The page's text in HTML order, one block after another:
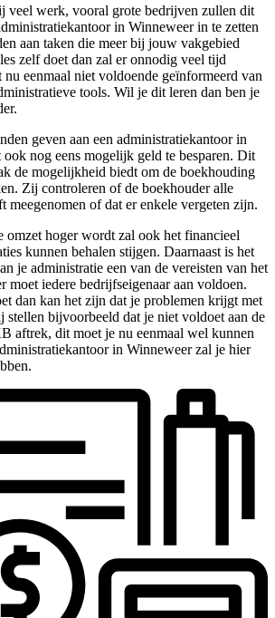
veel werk, vooral grote bedrijven zullen dit
in Winneweer in te zetten
aan taken die meer bij jouw vakgebied
zelf doet dan zal er onnodig veel tijd
nu eenmaal niet voldoende geïnformeerd van
tools. Wil je dit leren dan ben je
geven aan een administratiekantoor in
nog eens mogelijk geld te besparen. Dit
de mogelijkheid biedt om de boekhouding
Zij controleren of de boekhouder alle
meegenomen of dat er enkele vergeten zijn.
omzet hoger wordt zal ook het financieel
kunnen behalen stijgen. Daarnaast is het
je administratie een van de vereisten van het
moet iedere bedrijfseigenaar aan voldoen.
dan kan het zijn dat je problemen krijgt met
stellen bijvoorbeeld dat je niet voldoet aan de
aftrek, dit moet je nu eenmaal wel kunnen
in Winneweer zal je hier